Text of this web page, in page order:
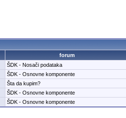
forum
ŠDK - Nosači podataka
ŠDK - Osnovne komponente
Šta da kupim?
ŠDK - Osnovne komponente
ŠDK - Osnovne komponente